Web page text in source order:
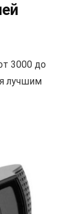
3000 до
лучшим